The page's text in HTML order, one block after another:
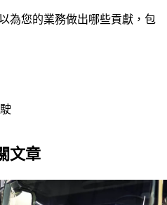
為您的業務做出哪些貢獻，包
文章